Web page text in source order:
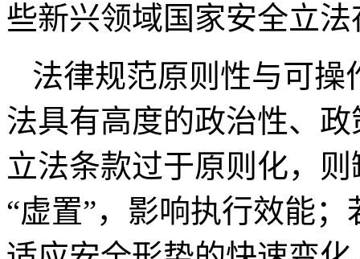
些新兴领域国家安全立
法律规范原则性与可操
法具有高度的政治性、
立法条款过于原则化，
“虚置”，影响执行效能